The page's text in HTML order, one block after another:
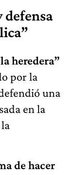
heredera”
por la
una
en la
de hacer